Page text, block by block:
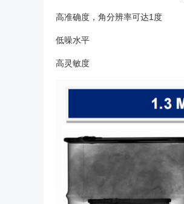
高准确度，角分辨率可达1度
低噪水平
高灵敏度